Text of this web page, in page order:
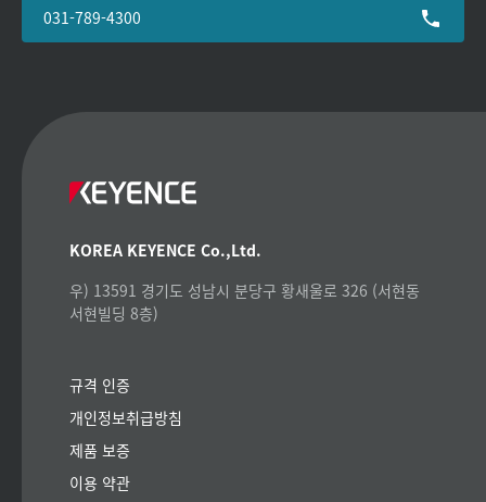
031-789-4300
KOREA KEYENCE Co.,Ltd.
우) 13591 경기도 성남시 분당구 황새울로 326 (서현동
서현빌딩 8층)
규격 인증
개인정보취급방침
제품 보증
이용 약관